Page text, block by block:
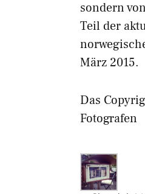
sondern
Teil der
März 2015.
Das
Fotografen